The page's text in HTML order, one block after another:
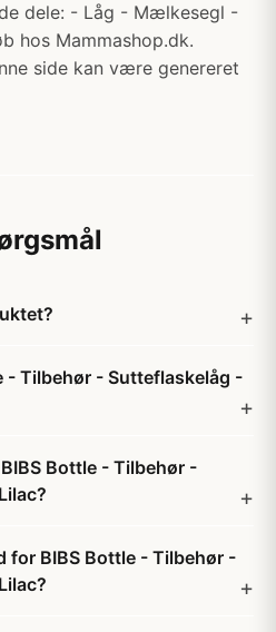
dele: - Låg - Mælkesegl -
hos Mammashop.dk.
side kan være genereret
- Tilbehør - Sutteflaskelåg -
Bottle - Tilbehør -
for BIBS Bottle - Tilbehør -